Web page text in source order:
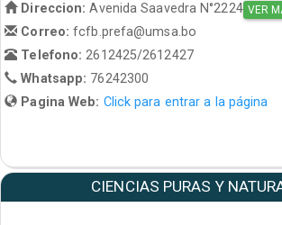
Direccion: Avenida Saavedra N°2224 VER
Correo:fcfb.prefa@umsa.bo
Telefono:2612425/2612427
Whatsapp: 76242300
Pagina Web: Click para entrar a la página
CIENCIAS PURAS Y